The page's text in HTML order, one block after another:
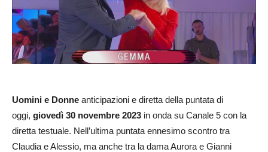
Uomini e Donne anticipazioni e diretta della puntata di
oggi, giovedì 30 novembre 2023 in onda su Canale 5 con la
diretta testuale. Nell’ultima puntata ennesimo scontro tra
Claudia e Alessio, ma anche tra la dama Aurora e Gianni